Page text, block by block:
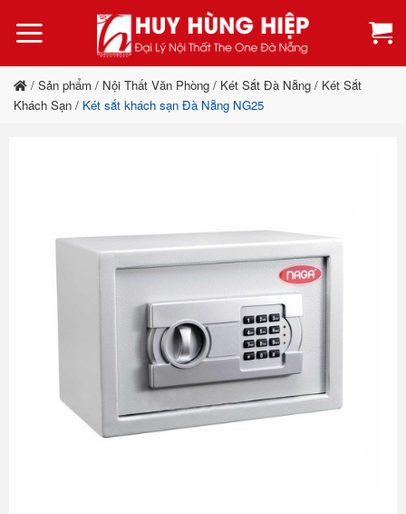
qua
dung
/ Sản phẩm / Nội Thất Văn Phòng / Két Sắt Đà Nẵng / Két Sắt
Khách Sạn / Két sắt khách sạn Đà Nẵng NG25